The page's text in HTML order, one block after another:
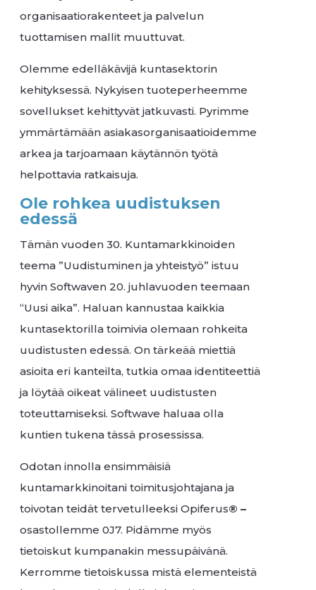
organisaatiorakenteet ja palvelun
tuottamisen mallit muuttuvat.
Olemme edelläkävijä kuntasektorin
kehityksessä. Nykyisen tuoteperheemme
sovellukset kehittyvät jatkuvasti. Pyrimme
ymmärtämään asiakasorganisaatioidemme
arkea ja tarjoamaan käytännön työtä
helpottavia ratkaisuja.
Ole rohkea uudistuksen
edessä
Tämän vuoden 30. Kuntamarkkinoiden
teema ”Uudistuminen ja yhteistyö” istuu
hyvin Softwaven 20. juhlavuoden teemaan
“Uusi aika”. Haluan kannustaa kaikkia
kuntasektorilla toimivia olemaan rohkeita
uudistusten edessä. On tärkeää miettiä
asioita eri kanteilta, tutkia omaa identiteettiä
ja löytää oikeat välineet uudistusten
toteuttamiseksi. Softwave haluaa olla
kuntien tukena tässä prosessissa.
Odotan innolla ensimmäisiä
kuntamarkkinoitani toimitusjohtajana ja
toivotan teidät tervetulleeksi Opiferus® –
osastollemme 0J7. Pidämme myös
tietoiskut kumpanakin messupäivänä.
Kerromme tietoiskussa mistä elementeistä